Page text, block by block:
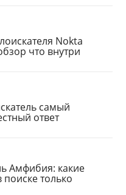
Nokta
что внутри
самый
ответ
Амфибия: какие
только